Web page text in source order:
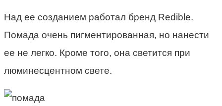
Над ее созданием работал бренд Redible.
Помада очень пигментированная, но нанести
ее не легко. Кроме того, она светится при
люминесцентном свете.